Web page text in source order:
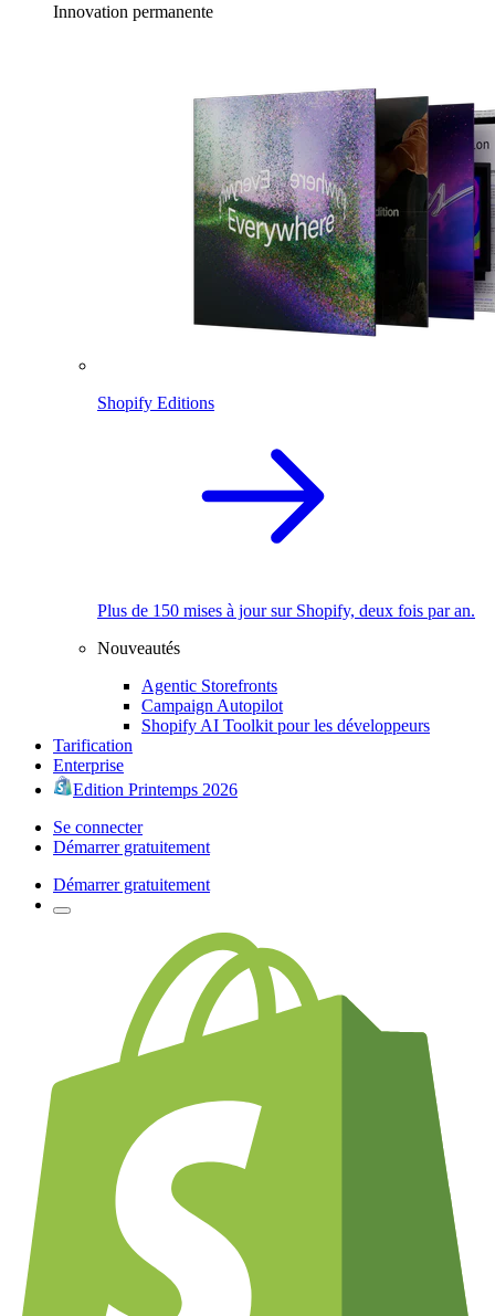
Innovation permanente
Shopify Editions
Plus de 150 mises à jour sur Shopify, deux fois par an.
Nouveautés
Agentic Storefronts
Campaign Autopilot
Shopify AI Toolkit pour les développeurs
Tarification
Enterprise
Edition Printemps 2026
Se connecter
Démarrer gratuitement
Démarrer gratuitement